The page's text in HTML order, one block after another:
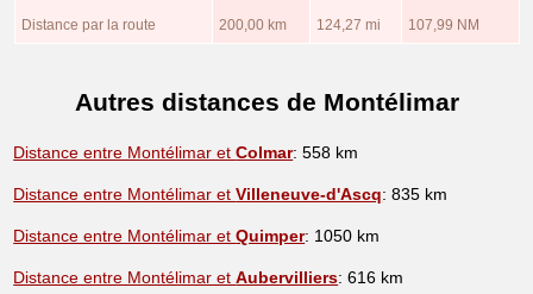
Distance par la route 200,00 km 124,27 mi 107,99 NM
Autres distances de Montélimar
Distance entre Montélimar etColmar: 558 km
Distance entre Montélimar etVilleneuve-d'Ascq: 835 km
Distance entre Montélimar etQuimper: 1050 km
Distance entre Montélimar etAubervilliers: 616 km